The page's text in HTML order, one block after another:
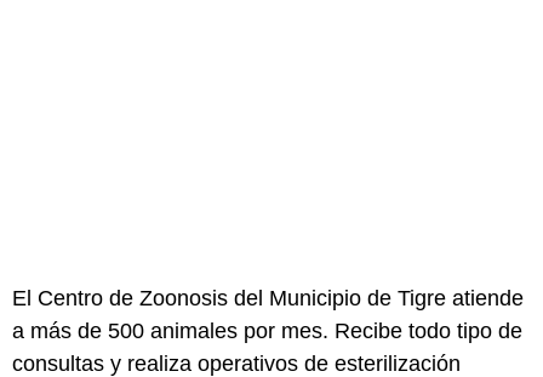
El Centro de Zoonosis del Municipio de Tigre atiende
a más de 500 animales por mes. Recibe todo tipo de
consultas y realiza operativos de esterilización